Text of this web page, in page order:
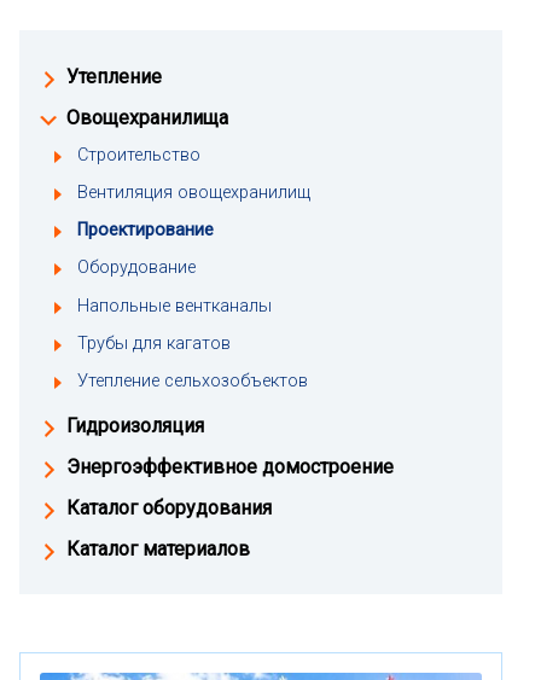
Утепление
Овощехранилища
Строительство
Вентиляция овощехранилищ
Проектирование
Оборудование
Напольные вентканалы
Трубы для кагатов
Утепление сельхозобъектов
Гидроизоляция
Энергоэффективное домостроение
Каталог оборудования
Каталог материалов